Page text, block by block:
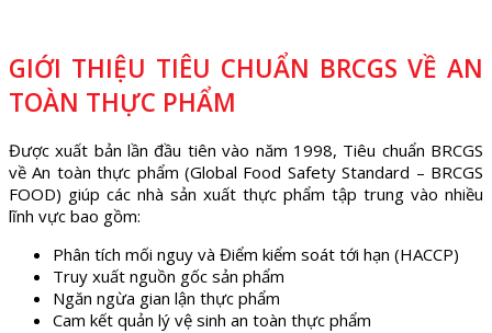
GIỚI THIỆU TIÊU CHUẨN BRCGS VỀ AN
TOÀN THỰC PHẨM
Được xuất bản lần đầu tiên vào năm 1998, Tiêu chuẩn BRCGS
về An toàn thực phẩm (Global Food Safety Standard – BRCGS
FOOD) giúp các nhà sản xuất thực phẩm tập trung vào nhiều
lĩnh vực bao gồm:
Phân tích mối nguy và Điểm kiểm soát tới hạn (HACCP)
Truy xuất nguồn gốc sản phẩm
Ngăn ngừa gian lận thực phẩm
Cam kết quản lý vệ sinh an toàn thực phẩm